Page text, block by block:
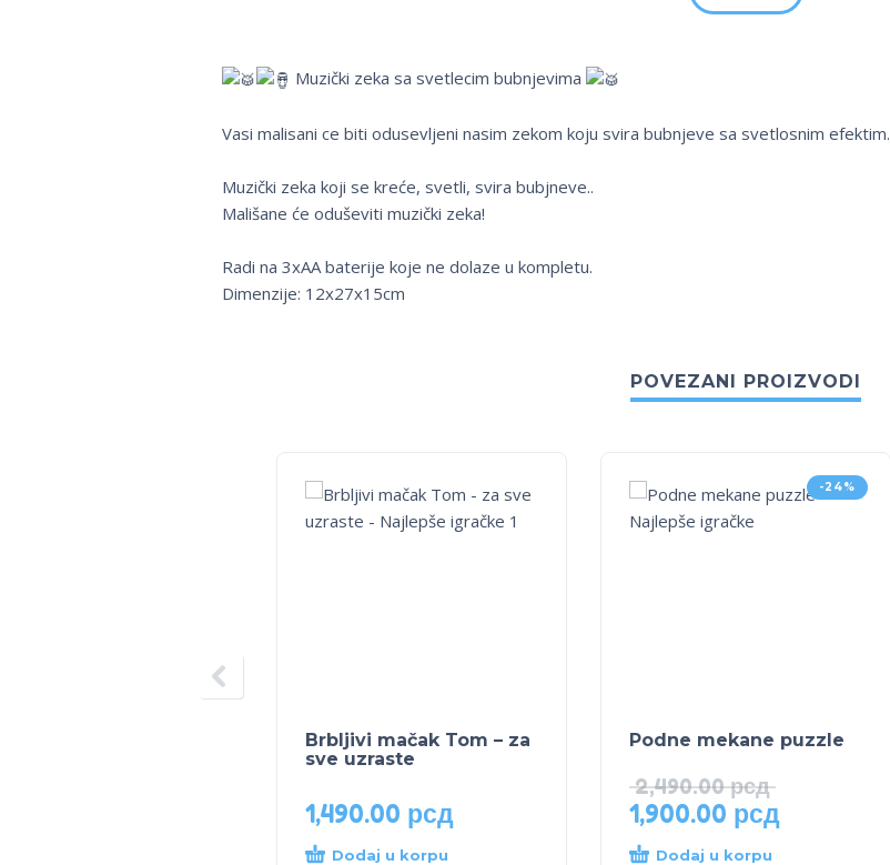
Muzički zeka sa svetlecim bubnjevima
Vasi malisani ce biti odusevljeni nasim zekom koju svira bubnjeve sa svetlosnim efektim.
Muzički zeka koji se kreće, svetli, svira bubjneve..
Mališane će oduševiti muzički zeka!
Radi na 3xAA baterije koje ne dolaze u kompletu.
Dimenzije: 12x27x15cm
POVEZANI PROIZVODI
Brbljivi mačak Tom – za
sve uzraste
1,490.00 рсд
Dodaj u korpu
-24%
Podne mekane puzzle
2,490.00рсд
1,900.00 рсд
Dodaj u korpu